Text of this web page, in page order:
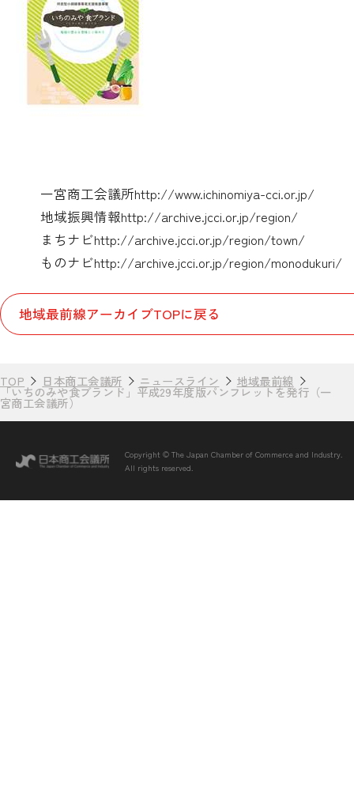
一宮商工会議所http://www.ichinomiya-cci.or.jp/
地域振興情報http://archive.jcci.or.jp/region/
まちナビhttp://archive.jcci.or.jp/region/town/
ものナビhttp://archive.jcci.or.jp/region/monodukuri/
地域最前線アーカイブTOPに戻る
TOP 日本商工会議所 ニュースライン 地域最前線
「いちのみや食ブランド」平成29年度版パンフレットを発行（一
宮商工会議所）
Copyright © The Japan Chamber of Commerce and Industry.
All rights reserved.